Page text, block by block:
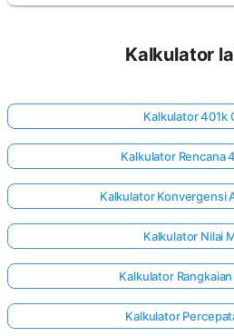
Kalkulator
Kalkulator 401k
Kalkulator Rencana
Kalkulator Konvergensi
Kalkulator Nilai
Kalkulator
Kalkulator